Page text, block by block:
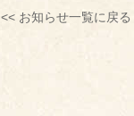
<< お知らせ一覧に戻る